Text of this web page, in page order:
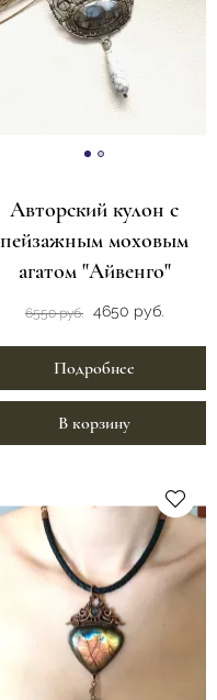
Авторский кулон с
пейзажным моховым
агатом "Айвенго"
6550 руб. 4650 руб.
Подробнее
В корзину